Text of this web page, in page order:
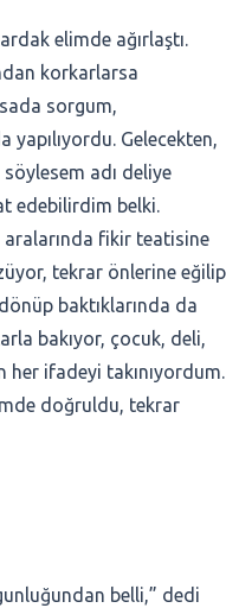
elimde ağırlaştı.
korkarlarsa
sorgum,
yapılıyordu. Gelecekten,
adı deliye
edebilirdim belki.
fikir teatisine
tekrar önlerine eğilip
baktıklarında da
bakıyor, çocuk, deli,
her ifadeyi takınıyordum.
doğruldu, tekrar
belli,” dedi